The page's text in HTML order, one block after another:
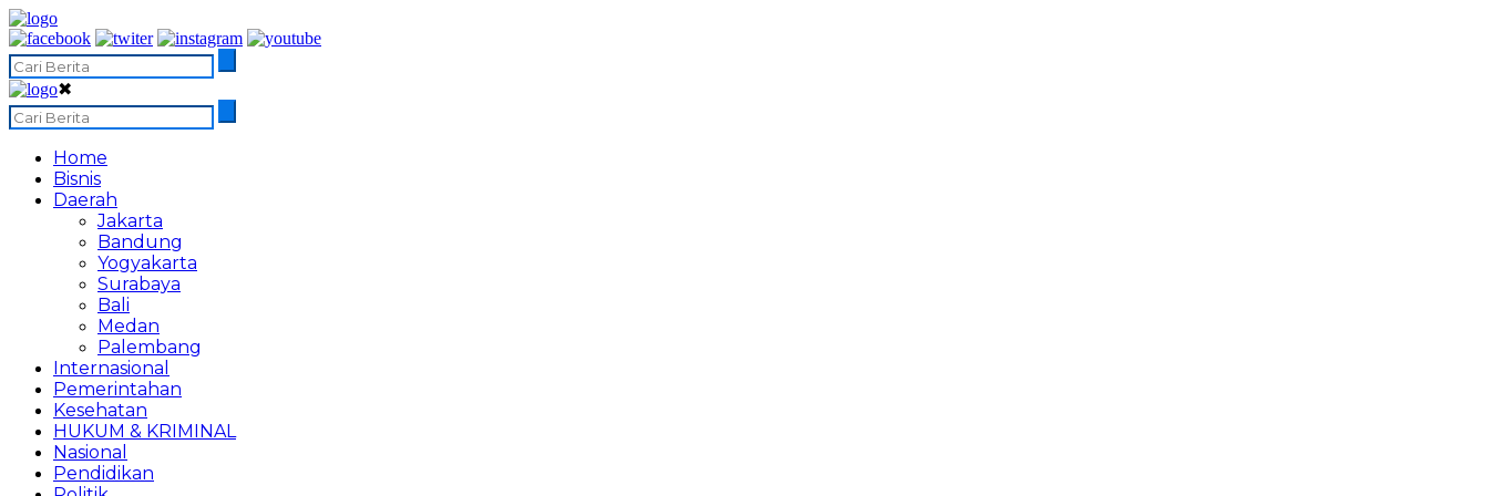
✖
Home
Bisnis
Daerah
Jakarta
Bandung
Yogyakarta
Surabaya
Bali
Medan
Palembang
Internasional
Pemerintahan
Kesehatan
HUKUM & KRIMINAL
Nasional
Pendidikan